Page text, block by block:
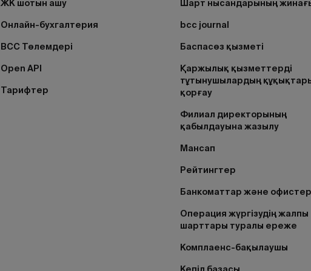
ЖК шотын ашу
Онлайн-бухгалтерия
BCC Төлемдері
Open API
Тарифтер
Шарт нысандарының
bcc journal
Баспасөз қызметі
Қаржылық қызметтерді
тұтынушылардың
қорғау
Филиал директорының
қабылдауына жазылу
Мансап
Рейтингтер
Банкоматтар және офистер
Операция жүргізудің жалпы
шарттары туралы ереже
Комплаенс-бақылаушы